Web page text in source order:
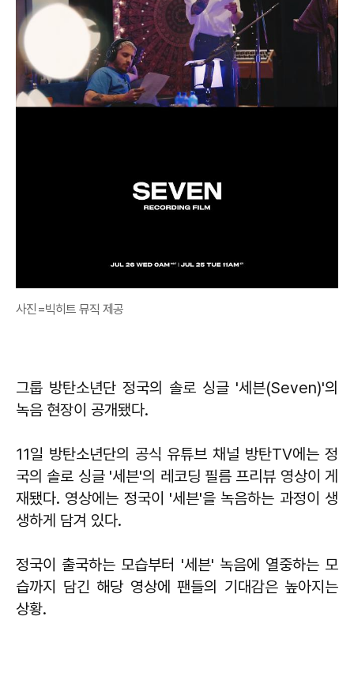
사진=빅히트 뮤직 제공
그룹 방탄소년단 정국의 솔로 싱글 '세븐(Seven)'의
녹음 현장이 공개됐다.
11일 방탄소년단의 공식 유튜브 채널 방탄TV에는 정
국의 솔로 싱글 '세븐'의 레코딩 필름 프리뷰 영상이 게
재됐다. 영상에는 정국이 '세븐'을 녹음하는 과정이 생
생하게 담겨 있다.
정국이 출국하는 모습부터 '세븐' 녹음에 열중하는 모
습까지 담긴 해당 영상에 팬들의 기대감은 높아지는
상황.